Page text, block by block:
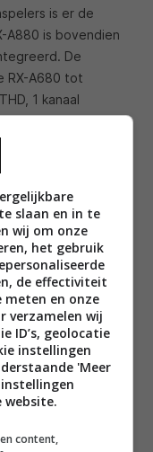
is er de
A880 is bovendien
De
RX-A680 tot
1 kanaal
160 watt bij de
aangestuurd).
kanalen aan te
slaan en in te
wij om onze
het gebruik
de effectiviteit
en onze
verzamelen wij
ID’s, geolocatie
instellingen
'Meer
website.
content,